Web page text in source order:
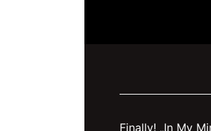
Finally! „In My